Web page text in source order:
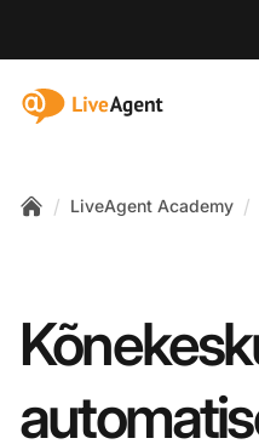
:site.title
/ LiveAgent Academy /